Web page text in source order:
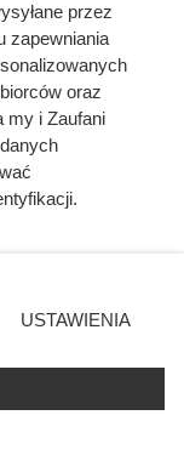
kawa kosztuje
promocji i
przez
zapewniania
oraz
my i Zaufani
prywatności
zgody
takiemu
tylko
USTAWIENIA